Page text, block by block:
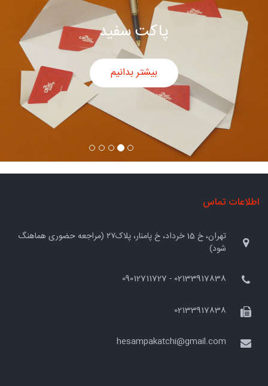
پاکت سفید
بیشتر بدانیم
اطلاعات تماس
تهران، خ 15 خرداد، خ پامنار، پلاک۲۷ (مراجعه حضوری هماهنگ
شود)
02133917838 - 09012711727
02133917838
hesampakatchi@gmail.com